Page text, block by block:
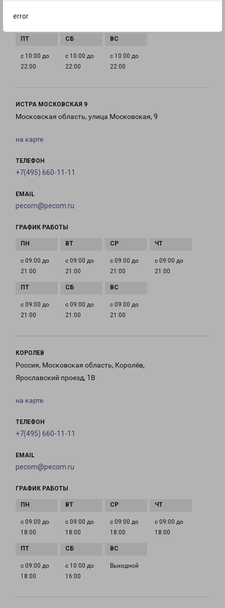
error
с 10:00 до
22:00
с 10:00 до
22:00
с 10:00 до
22:00
ИСТРА МОСКОВСКАЯ 9
Московская область, улица Московская, 9
на карте
ТЕЛЕФОН
+7(495) 660-11-11
EMAIL
pecom@pecom.ru
ГРАФИК РАБОТЫ
с 09:00 до
21:00
с 09:00 до
21:00
с 09:00 до
21:00
с 09:00 до
21:00
с 09:00 до
21:00
с 09:00 до
21:00
с 09:00 до
21:00
КОРОЛЕВ
Россия, Московская область, Королёв,
Ярославский проезд, 1В
на карте
ТЕЛЕФОН
+7(495) 660-11-11
EMAIL
pecom@pecom.ru
ГРАФИК РАБОТЫ
с 09:00 до
18:00
с 09:00 до
18:00
с 09:00 до
18:00
с 09:00 до
18:00
с 09:00 до
18:00
с 10:00 до
16:00
Выходной